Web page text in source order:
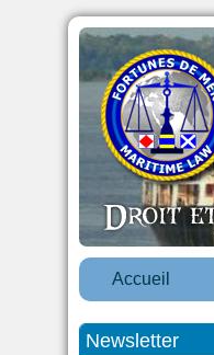
Accueil
Newsletter